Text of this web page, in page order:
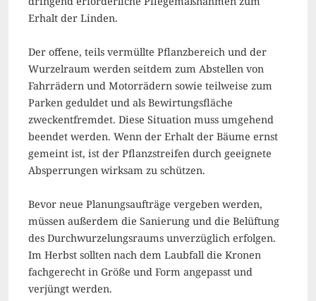
Erhalt der Linden.
Der offene, teils vermüllte Pflanzbereich und der
Wurzelraum werden seitdem zum Abstellen von
Fahrrädern und Motorrädern sowie teilweise zum
Parken geduldet und als Bewirtungsfläche
zweckentfremdet. Diese Situation muss umgehend
beendet werden. Wenn der Erhalt der Bäume ernst
gemeint ist, ist der Pflanzstreifen durch geeignete
Absperrungen wirksam zu schützen.
Bevor neue Planungsaufträge vergeben werden,
müssen außerdem die Sanierung und die Belüftung
des Durchwurzelungsraums unverzüglich erfolgen.
Im Herbst sollten nach dem Laubfall die Kronen
fachgerecht in Größe und Form angepasst und
verjüngt werden.